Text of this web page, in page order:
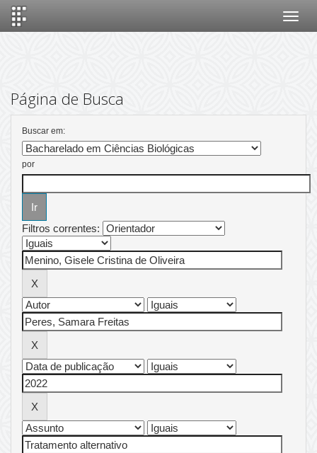
Página de Busca
Buscar em:
por
Filtros correntes: